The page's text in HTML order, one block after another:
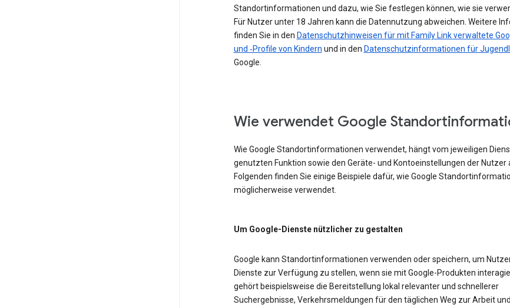
Standortinformationen und dazu, wie Sie festlegen können, wie sie
Für Nutzer unter 18 Jahren kann die Datennutzung abweichen. Weitere
finden Sie in den Datenschutzhinweisen für mit Family Link verwaltete
und ‑Profile von Kindern und in den Datenschutzinformationen für
Google.
Wie verwendet Google
Wie Google Standortinformationen verwendet, hängt vom jeweiligen
genutzten Funktion sowie den Geräte- und Kontoeinstellungen der Nutzer
Folgenden finden Sie einige Beispiele dafür, wie Google
möglicherweise verwendet.
Um Google-Dienste nützlicher zu gestalten
Google kann Standortinformationen verwenden oder speichern, um
Dienste zur Verfügung zu stellen, wenn sie mit Google-Produkten
gehört beispielsweise die Bereitstellung lokal relevanter und schnellerer
Suchergebnisse, Verkehrsmeldungen für den täglichen Weg zur Arbeit